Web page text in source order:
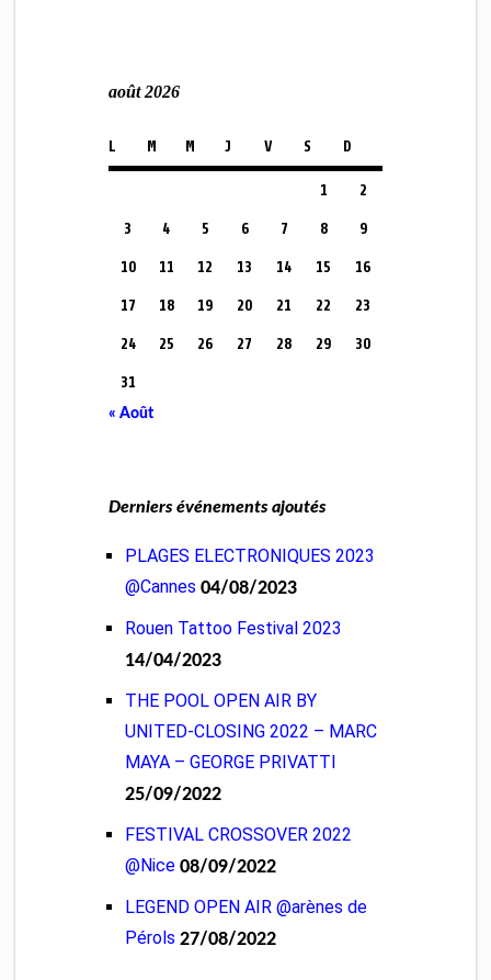
août 2026
L M M J V S D
1 2
3 4 5 6 7 8 9
10 11 12 13 14 15 16
17 18 19 20 21 22 23
24 25 26 27 28 29 30
31
« Août
Derniers événements ajoutés
PLAGES ELECTRONIQUES 2023
@Cannes 04/08/2023
Rouen Tattoo Festival 2023
14/04/2023
THE POOL OPEN AIR BY
UNITED-CLOSING 2022 – MARC
MAYA – GEORGE PRIVATTI
25/09/2022
FESTIVAL CROSSOVER 2022
@Nice 08/09/2022
LEGEND OPEN AIR @arènes de
Pérols 27/08/2022